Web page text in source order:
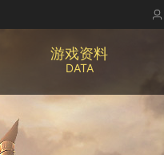
游戏资料
DATA